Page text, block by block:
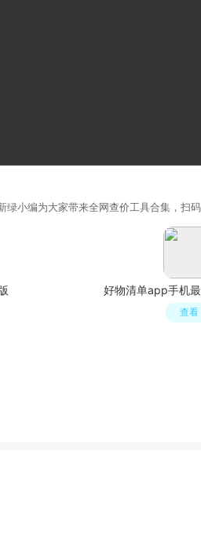
小编为大家带来全网查价工具合集，扫
好物清单app手机
查看